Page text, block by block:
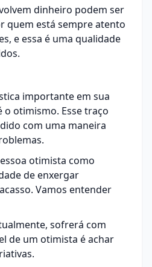
dinheiro podem ser
quem está sempre atento
e essa é uma qualidade
importante em sua
o otimismo. Esse traço
com uma maneira
otimista como
de enxergar
Vamos entender
sofrerá com
de um otimista é achar